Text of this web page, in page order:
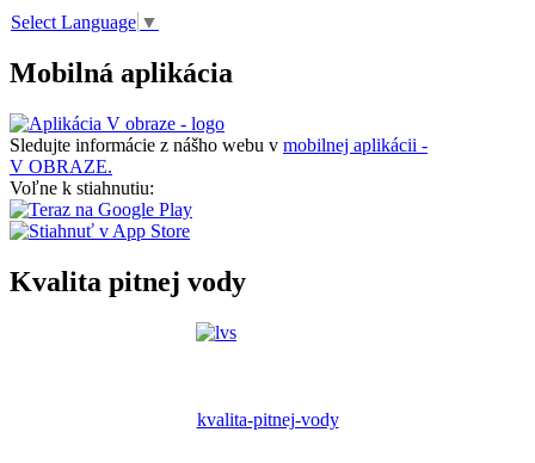
Select Language ▼
Mobilná aplikácia
Sledujte informácie z nášho webu v mobilnej aplikácii -
V OBRAZE.
Voľne k stiahnutiu:
Kvalita pitnej vody
kvalita-pitnej-vody